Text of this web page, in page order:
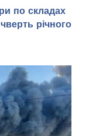
по складах
річного